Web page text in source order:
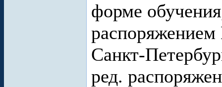
форме
распоряжением
Санкт-
ред.